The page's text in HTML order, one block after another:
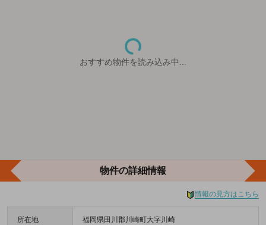
おすすめ物件を読み込み中...
物件の詳細情報
情報の見方はこちら
所在地 福岡県田川郡川崎町大字川崎